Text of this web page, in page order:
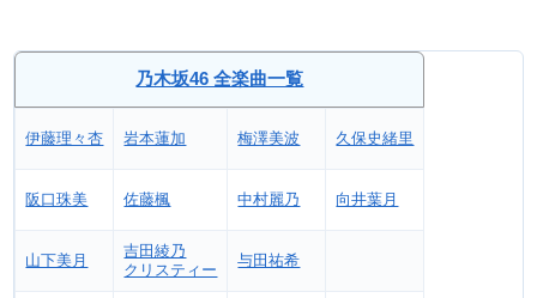
乃木坂46 全楽曲一覧
伊藤理々杏 岩本蓮加 梅澤美波 久保史緒里
阪口珠美 佐藤楓 中村麗乃 向井葉月
山下美月
吉田綾乃
クリスティー
与田祐希